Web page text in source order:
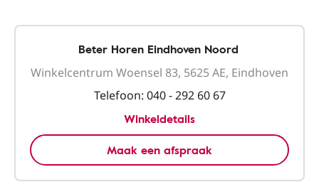
Beter Horen Eindhoven Noord
Winkelcentrum Woensel 83, 5625 AE, Eindhoven
Telefoon: 040 - 292 60 67
Winkeldetails
Maak een afspraak